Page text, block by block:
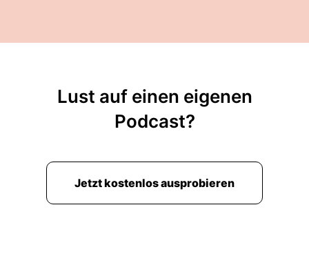
Lust auf einen eigenen
Podcast?
Jetzt kostenlos ausprobieren